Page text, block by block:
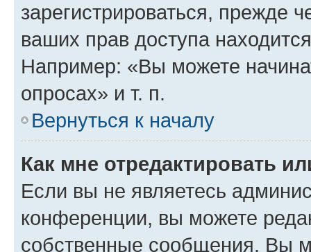
зарегистрироваться, прежде
ваших прав доступа
Например: «Вы можете
опросах» и т. п.
Вернуться к началу
Как мне отредактировать
Если вы не являетесь
конференции, вы можете
собственные сообщения. Вы